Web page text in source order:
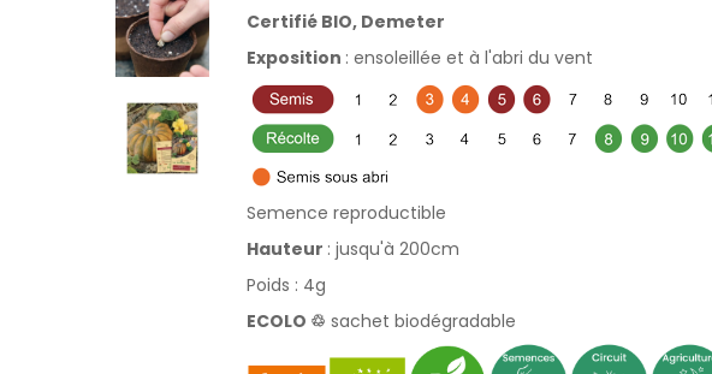
Certifié BIO, Demeter
Exposition : ensoleillée et à l'abri du vent
Semence reproductible
Hauteur : jusqu'à 200cm
Poids : 4g
ECOLO ♲ sachet biodégradable